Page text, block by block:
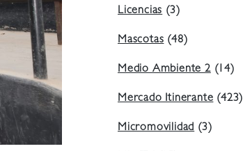
Licencias(3)
Mascotas(48)
Medio Ambiente 2(14)
Mercado Itinerante(423)
Micromovilidad(3)